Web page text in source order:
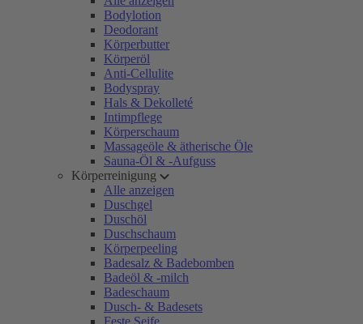
Bodylotion
Deodorant
Körperbutter
Körperöl
Anti-Cellulite
Bodyspray
Hals & Dekolleté
Intimpflege
Körperschaum
Massageöle & ätherische Öle
Sauna-Öl & -Aufguss
Körperreinigung
Alle anzeigen
Duschgel
Duschöl
Duschschaum
Körperpeeling
Badesalz & Badebomben
Badeöl & -milch
Badeschaum
Dusch- & Badesets
Feste Seife